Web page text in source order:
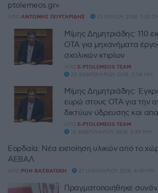
ptolemeos.gr»
ΑΠΌ ΑΝΤΏΝΗΣ ΠΟΥΓΑΡΊΔΗΣ 21 ΙΟΥΛΊΟΥ 2018, 7:00 ΠΜ
Μίμης Δημητριάδης: 110
ΟΤΑ για μηχανήματα
σχολικών κτιρίων
ΑΠΌ E-PTOLEMEOS TEAM
23 ΦΕΒΡΟΥΑΡΊΟΥ 2018, 2:58 ΜΜ
Μίμης Δημητριάδης:
ευρώ στους ΟΤΑ για την
δικτύων ύδρευσης και
ΑΠΌ E-PTOLEMEOS TEAM
13 ΦΕΒΡΟΥΑΡΊΟΥ 2018, 2:49 ΜΜ
Εορδαία: Νέα εκποίηση υλικών από το
ΑΕΒΑΛ
ΑΠΌ ΡΌΗ ΒΑΣΒΑΤΈΚΗ 27 ΙΑΝΟΥΑΡΊΟΥ 2018, 8:00 ΠΜ
Πραγματοποιήθηκε